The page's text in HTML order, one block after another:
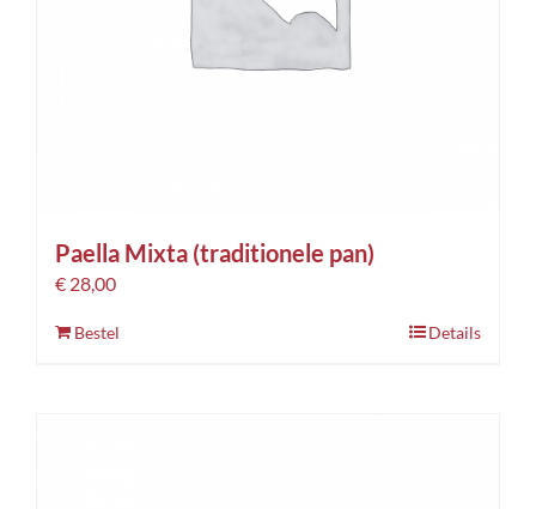
Paella Mixta (traditionele pan)
€ 28,00
Bestel Details